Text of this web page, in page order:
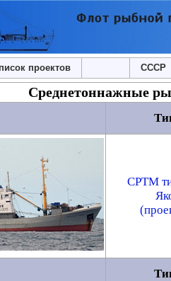
проектов СССР
Среднетоннажные
СРТМ